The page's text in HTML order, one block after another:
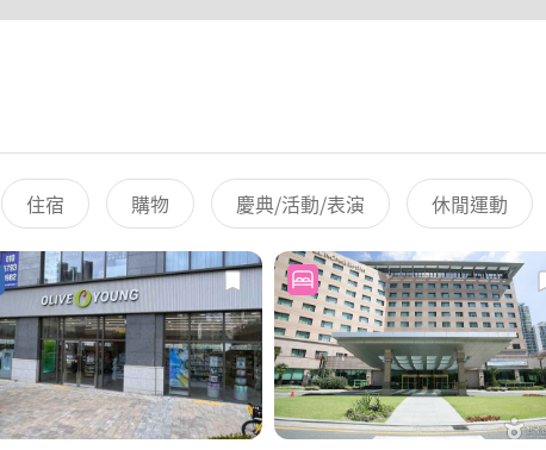
住宿 購物 慶典/活動/表演 休閒運動